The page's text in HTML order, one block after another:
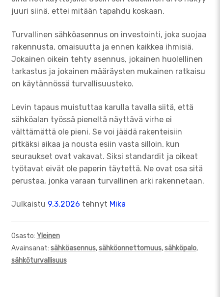
juuri siinä, ettei mitään tapahdu koskaan.
Turvallinen sähköasennus on investointi, joka suojaa
rakennusta, omaisuutta ja ennen kaikkea ihmisiä.
Jokainen oikein tehty asennus, jokainen huolellinen
tarkastus ja jokainen määräysten mukainen ratkaisu
on käytännössä turvallisuusteko.
Levin tapaus muistuttaa karulla tavalla siitä, että
sähköalan työssä pieneltä näyttävä virhe ei
välttämättä ole pieni. Se voi jäädä rakenteisiin
pitkäksi aikaa ja nousta esiin vasta silloin, kun
seuraukset ovat vakavat. Siksi standardit ja oikeat
työtavat eivät ole paperin täytettä. Ne ovat osa sitä
perustaa, jonka varaan turvallinen arki rakennetaan.
Julkaistu 9.3.2026 tehnyt Mika
Osasto: Yleinen
Avainsanat: sähköasennus,sähköonnettomuus,sähköpalo,
sähköturvallisuus